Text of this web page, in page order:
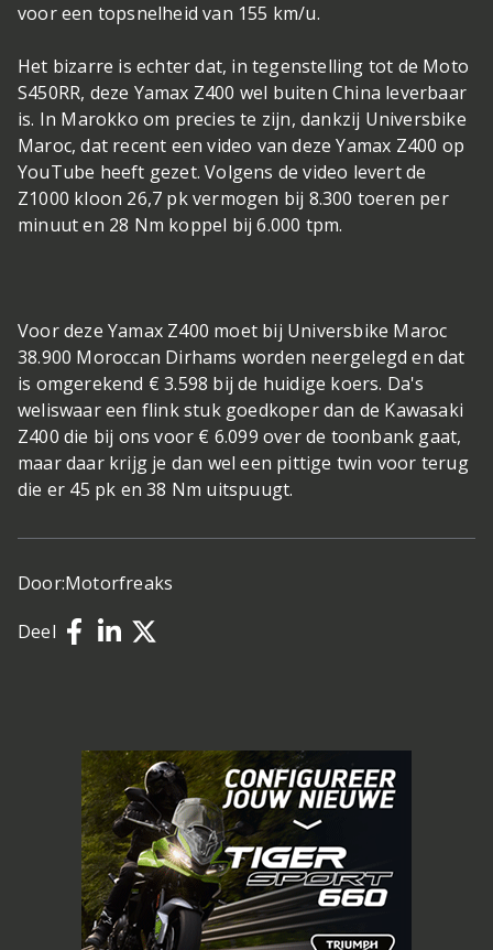
voor een topsnelheid van 155 km/u.
Het bizarre is echter dat, in tegenstelling tot de Moto
S450RR, deze Yamax Z400 wel buiten China leverbaar
is. In Marokko om precies te zijn, dankzij Universbike
Maroc, dat recent een video van deze Yamax Z400 op
YouTube heeft gezet. Volgens de video levert de
Z1000 kloon 26,7 pk vermogen bij 8.300 toeren per
minuut en 28 Nm koppel bij 6.000 tpm.
Voor deze Yamax Z400 moet bij Universbike Maroc
38.900 Moroccan Dirhams worden neergelegd en dat
is omgerekend € 3.598 bij de huidige koers. Da's
weliswaar een flink stuk goedkoper dan de Kawasaki
Z400 die bij ons voor € 6.099 over de toonbank gaat,
maar daar krijg je dan wel een pittige twin voor terug
die er 45 pk en 38 Nm uitspuugt.
Door:Motorfreaks
Deel